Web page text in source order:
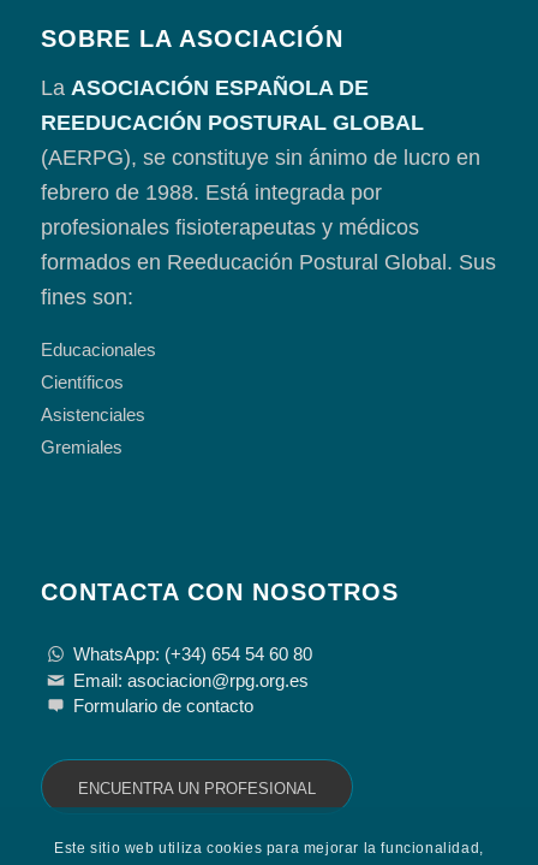
SOBRE LA ASOCIACIÓN
La ASOCIACIÓN ESPAÑOLA DE
REEDUCACIÓN POSTURAL GLOBAL
(AERPG), se constituye sin ánimo de lucro en
febrero de 1988. Está integrada por
profesionales fisioterapeutas y médicos
formados en Reeducación Postural Global. Sus
fines son:
Educacionales
Científicos
Asistenciales
Gremiales
CONTACTA CON NOSOTROS
WhatsApp: (+34) 654 54 60 80
Email: asociacion@rpg.org.es
Formulario de contacto
ENCUENTRA UN PROFESIONAL
Este sitio web utiliza cookies para mejorar la funcionalidad,